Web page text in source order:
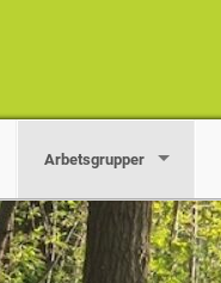
Arbetsgrupper